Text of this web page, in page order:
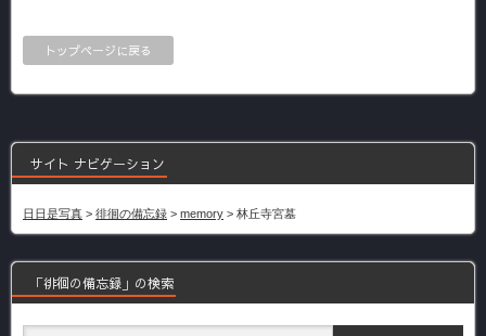
トップページに戻る
サイト ナビゲーション
日日是写真 > 徘徊の備忘録 > memory > 林丘寺宮墓
「徘徊の備忘録」の検索